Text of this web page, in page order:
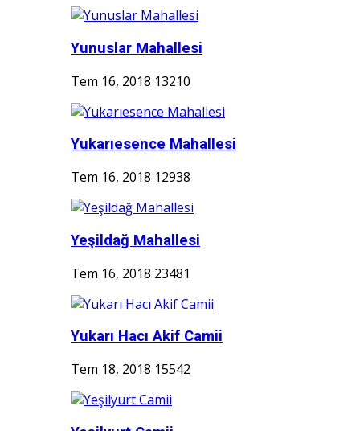
Yunuslar Mahallesi
Tem 16, 2018 13210
Yukarıesence Mahallesi
Tem 16, 2018 12938
Yeşildağ Mahallesi
Tem 16, 2018 23481
Yukarı Hacı Akif Camii
Tem 18, 2018 15542